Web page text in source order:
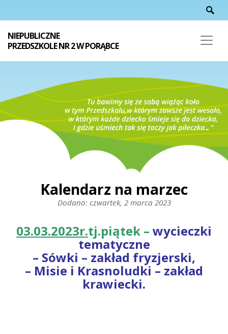
NIEPUBLICZNE
PRZEDSZKOLE NR 2 W PORĄBCE
Kalendarz na marzec
Dodano: czwartek, 2 marca 2023
03.03.2023r.tj.piątek – wycieczki
tematyczne
– Sówki – zakład fryzjerski,
– Misie i Krasnoludki – zakład
krawiecki.